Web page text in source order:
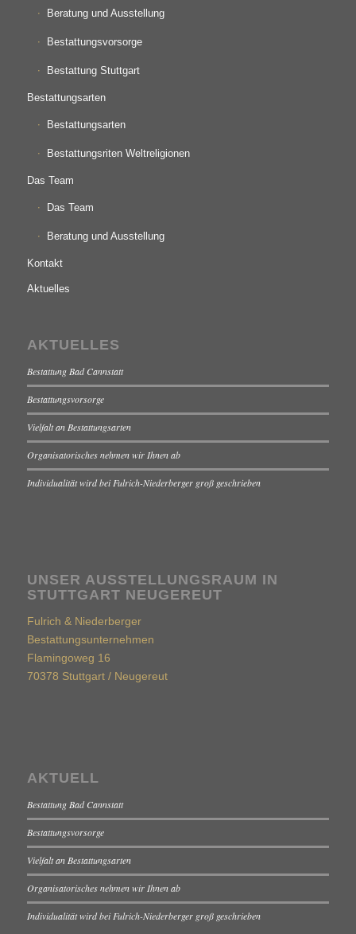
Beratung und Ausstellung
Bestattungsvorsorge
Bestattung Stuttgart
Bestattungsarten
Bestattungsarten
Bestattungsriten Weltreligionen
Das Team
Das Team
Beratung und Ausstellung
Kontakt
Aktuelles
AKTUELLES
Bestattung Bad Cannstatt
Bestattungsvorsorge
Vielfalt an Bestattungsarten
Organisatorisches nehmen wir Ihnen ab
Individualität wird bei Fulrich-Niederberger groß geschrieben
UNSER AUSSTELLUNGSRAUM IN
STUTTGART NEUGEREUT
Fulrich & Niederberger
Bestattungsunternehmen
Flamingoweg 16
70378 Stuttgart / Neugereut
AKTUELL
Bestattung Bad Cannstatt
Bestattungsvorsorge
Vielfalt an Bestattungsarten
Organisatorisches nehmen wir Ihnen ab
Individualität wird bei Fulrich-Niederberger groß geschrieben